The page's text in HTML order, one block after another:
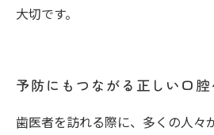
大切です。
予防にもつながる正しい口腔
歯医者を訪れる際に、多くの人々